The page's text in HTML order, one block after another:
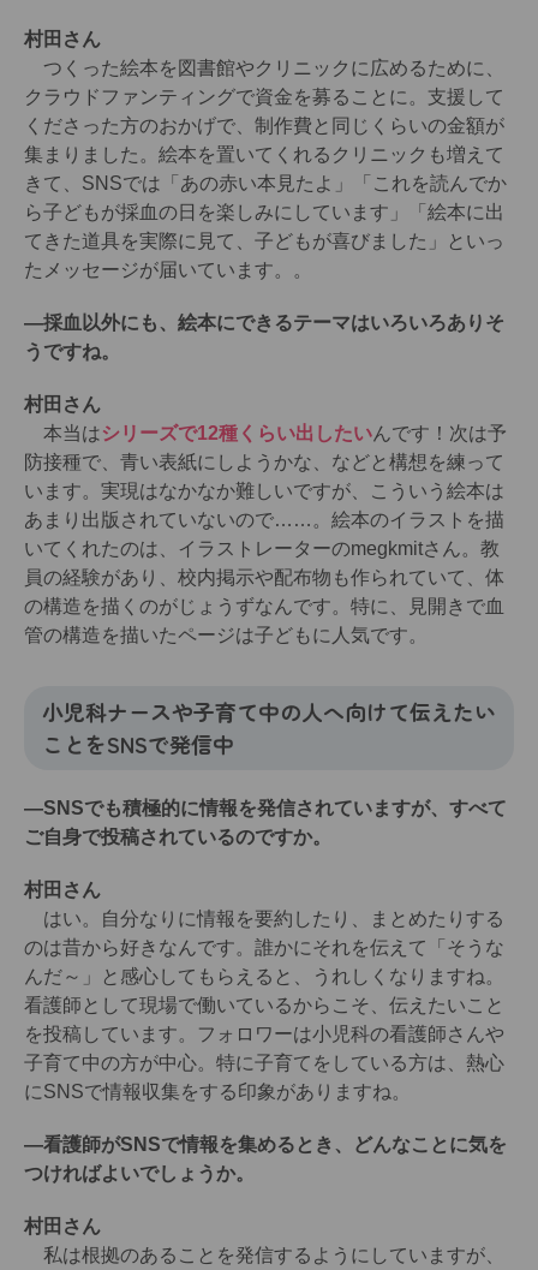
村田さん
つくった絵本を図書館やクリニックに広めるために、
クラウドファンティングで資金を募ることに。支援して
くださった方のおかげで、制作費と同じくらいの金額が
集まりました。絵本を置いてくれるクリニックも増えて
きて、SNSでは「あの赤い本見たよ」「これを読んでか
ら子どもが採血の日を楽しみにしています」「絵本に出
てきた道具を実際に見て、子どもが喜びました」といっ
たメッセージが届いています。。
―採血以外にも、絵本にできるテーマはいろいろありそ
うですね。
村田さん
本当はシリーズで12種くらい出したいんです！次は予
防接種で、青い表紙にしようかな、などと構想を練って
います。実現はなかなか難しいですが、こういう絵本は
あまり出版されていないので……。絵本のイラストを描
いてくれたのは、イラストレーターのmegkmitさん。教
員の経験があり、校内掲示や配布物も作られていて、体
の構造を描くのがじょうずなんです。特に、見開きで血
管の構造を描いたページは子どもに人気です。
小児科ナースや子育て中の人へ向けて伝えたい
ことをSNSで発信中
―SNSでも積極的に情報を発信されていますが、すべて
ご自身で投稿されているのですか。
村田さん
はい。自分なりに情報を要約したり、まとめたりする
のは昔から好きなんです。誰かにそれを伝えて「そうな
んだ～」と感心してもらえると、うれしくなりますね。
看護師として現場で働いているからこそ、伝えたいこと
を投稿しています。フォロワーは小児科の看護師さんや
子育て中の方が中心。特に子育てをしている方は、熱心
にSNSで情報収集をする印象がありますね。
―看護師がSNSで情報を集めるとき、どんなことに気を
つければよいでしょうか。
村田さん
私は根拠のあることを発信するようにしていますが、